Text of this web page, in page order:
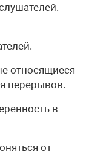
относящиеся
перерывов.
в
от